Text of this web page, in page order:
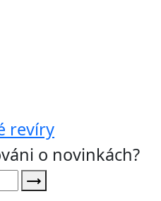
revíry
o novinkách?